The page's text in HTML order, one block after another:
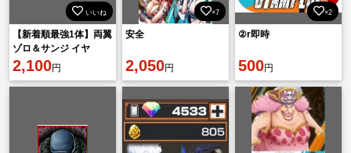
いいね
【新着順最強1体】両翼
ゾロ＆サンジ イヤ
5000. 金欠片1500機種
IOS
2,100円
×7
安全
2,050円
×2
②r即時
500円